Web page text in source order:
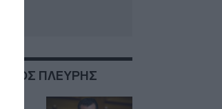
ΠΛΕΥΡΗΣ